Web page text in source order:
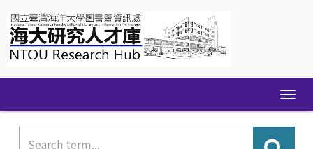
navigation